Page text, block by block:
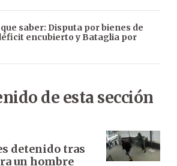
saber: Disputa por bienes de
encubierto y Bataglia por
de esta sección
detenido tras
un hombre